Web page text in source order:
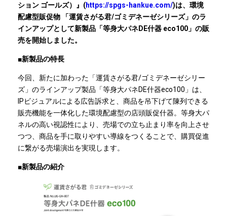
ション ゴールズ）』(https://spgs-hankue.com/)は、環境
配慮型販促物 「運賃さがる君/ゴミデネーゼシリーズ」のラ
インアップとして新製品「等身大パネDE什器 eco100」の販
売を開始しました。
■新製品の特長
今回、新たに加わった「運賃さがる君/ゴミデネーゼシリー
ズ」のラインアップ製品「等身大パネDE什器eco100」は、
IPビジュアルによる広告訴求と、商品を吊下げて陳列できる
販売機能を一体化した環境配慮型の店頭販促什器。等身大パ
ネルの高い視認性により、売場での立ち止まり率を向上させ
つつ、商品を手に取りやすい導線をつくることで、購買促進
に繋がる売場演出を実現します。
■新製品の紹介